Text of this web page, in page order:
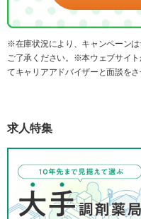
※在庫状況により、キャンペーンは
ご了承ください。※本ウェブサイ
てキャリアアドバイザーと面談を
求人特集